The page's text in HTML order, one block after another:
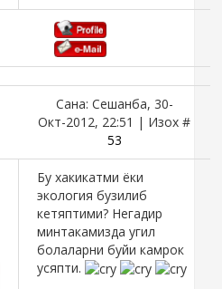
Сана: Сешанба, 30-
Окт-2012, 22:51 | Изох #
53
Бу хакикатми ёки
экология бузилиб
кетяптими? Негадир
минтакамизда угил
болаларни буйи камрок
усяпти.